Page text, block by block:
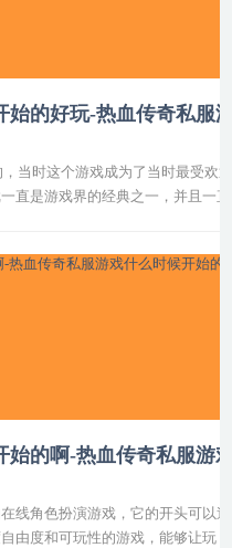
始的好玩-热血传奇私服
当时这个游戏成为了当时最受
直是游戏界的经典之一，并且一
始的啊-热血传奇私服游
线角色扮演游戏，它的开头可以
由度和可玩性的游戏，能够让玩